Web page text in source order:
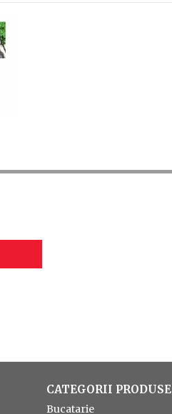
CATEGORII PRODUSE
Bucatarie